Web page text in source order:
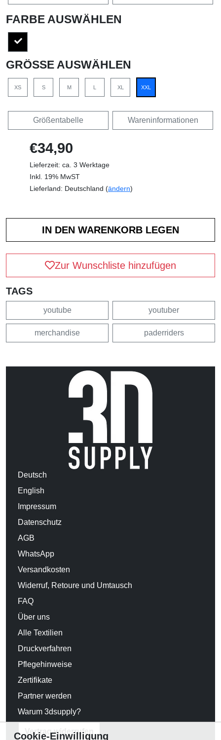
FARBE AUSWÄHLEN
GRÖSSE AUSWÄHLEN
XS S M L XL XXL
Größentabelle Wareninformationen
€34,90
Lieferzeit: ca. 3 Werktage
Inkl. 19% MwST
Lieferland: Deutschland (ändern)
Zur Wunschliste hinzufügen
TAGS
youtube youtuber
merchandise paderriders
Deutsch
English
Impressum
Datenschutz
AGB
WhatsApp
Versandkosten
Widerruf, Retoure und Umtausch
FAQ
Über uns
Alle Textilien
Druckverfahren
Pflegehinweise
Zertifikate
Partner werden
Warum 3dsupply?
Vertrag widerrufen
Cookie-Einwilligung